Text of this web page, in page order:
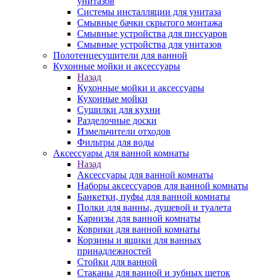
Системы инсталляции для унитаза
Смывные бачки скрытого монтажа
Смывные устройства для писсуаров
Смывные устройства для унитазов
Полотенцесушители для ванной
Кухонные мойки и аксессуары
Назад
Кухонные мойки и аксессуары
Кухонные мойки
Сушилки для кухни
Разделочные доски
Измельчители отходов
Фильтры для воды
Аксессуары для ванной комнаты
Назад
Аксессуары для ванной комнаты
Наборы аксессуаров для ванной комнаты
Банкетки, пуфы для ванной комнаты
Полки для ванны, душевой и туалета
Карнизы для ванной комнаты
Коврики для ванной комнаты
Корзины и ящики для ванных
принадлежностей
Стойки для ванной
Стаканы для ванной и зубных щеток